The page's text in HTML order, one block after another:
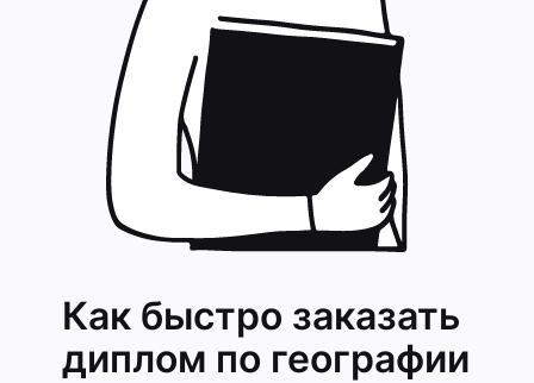
Как быстро заказать
диплом по географии